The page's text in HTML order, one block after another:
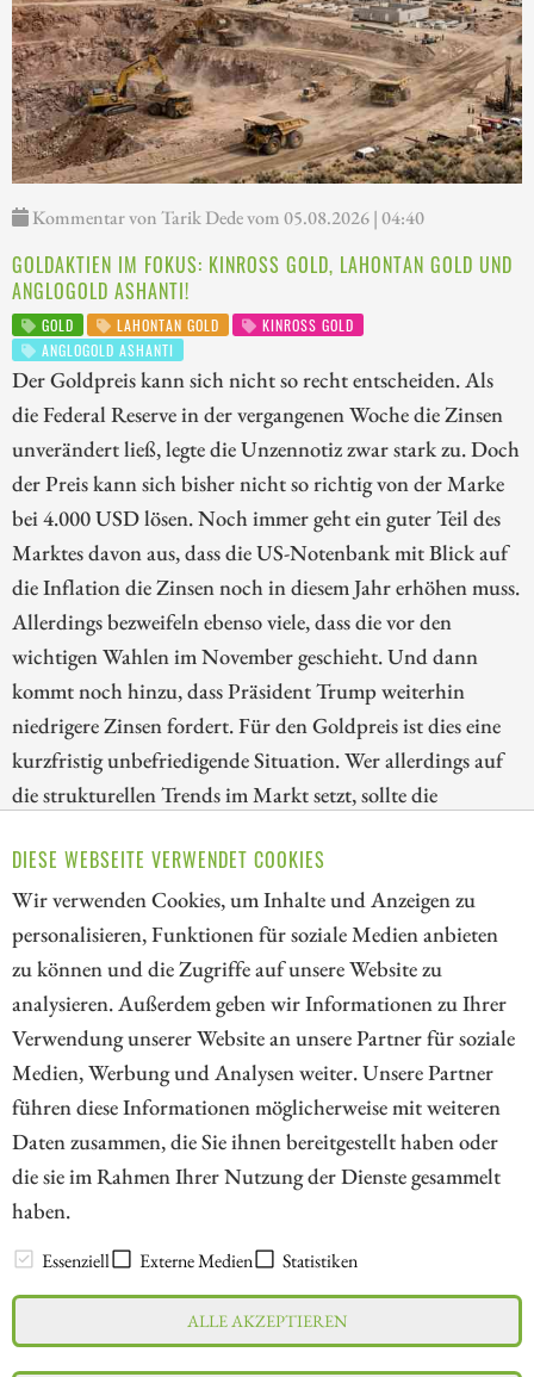
DIESE WEBSEITE VERWENDET COOKIES
Wir verwenden Cookies, um Inhalte und Anzeigen zu
personalisieren, Funktionen für soziale Medien anbieten
zu können und die Zugriffe auf unsere Website zu
analysieren. Außerdem geben wir Informationen zu Ihrer
Verwendung unserer Website an unsere Partner für soziale
Medien, Werbung und Analysen weiter. Unsere Partner
führen diese Informationen möglicherweise mit weiteren
Daten zusammen, die Sie ihnen bereitgestellt haben oder
die sie im Rahmen Ihrer Nutzung der Dienste gesammelt
haben.
Essenziell Externe Medien Statistiken
ALLE AKZEPTIEREN
Kommentar von Tarik Dede vom 05.08.2026 | 04:40
GOLDAKTIEN IM FOKUS: KINROSS GOLD, LAHONTAN GOLD UND
ANGLOGOLD ASHANTI!
GOLD LAHONTAN GOLD
KINROSS GOLD
ANGLOGOLD ASHANTI
Der Goldpreis kann sich nicht so recht entscheiden. Als
die Federal Reserve in der vergangenen Woche die Zinsen
unverändert ließ, legte die Unzennotiz zwar stark zu. Doch
der Preis kann sich bisher nicht so richtig von der Marke
bei 4.000 USD lösen. Noch immer geht ein guter Teil des
Marktes davon aus, dass die US-Notenbank mit Blick auf
die Inflation die Zinsen noch in diesem Jahr erhöhen muss.
Allerdings bezweifeln ebenso viele, dass die vor den
wichtigen Wahlen im November geschieht. Und dann
kommt noch hinzu, dass Präsident Trump weiterhin
niedrigere Zinsen fordert. Für den Goldpreis ist dies eine
kurzfristig unbefriedigende Situation. Wer allerdings auf
die strukturellen Trends im Markt setzt, sollte die
heute auf die Papiere von Kinross Gold, Lahontan Gold
und AngloGold Ashanti!
ZUM KOMMENTAR
// kapitalerhoehungen.de - © 2026 - Die Informationsplattform für
Investoren und Unternehmen rund um Kapitalerhöhung, Kapitalmarkt
und Unternehmensfinanzierung
LEXIKON
Impressum
Datenschutz